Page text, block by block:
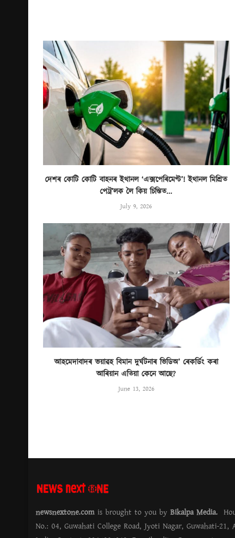
দেশৰ কোটি কোটি বাহনৰ ইথানল ‘এক্সপেৰিমেণ্ট’! ইথানল মিশ্ৰিত
পেট্ৰ’লক লৈ কিয় চিন্তিত...
July 9, 2026
আহমেদাবাদৰ ভয়াৱহ বিমান দুৰ্ঘটনাৰ ভিডিঅ’ ৰেকৰ্ডিং কৰা
আৰিয়ান এতিয়া কেনে আছে?
June 13, 2026
newsnextone.com is brought to you by Bikalpa Media.
No.: 04, Guwahati College Road, Jyoti Nagar, Guwahati-21,